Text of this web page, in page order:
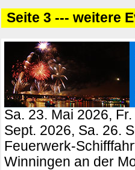
Seite 3 --- weitere
Sa. 23. Mai 2026,
Sept. 2026, Sa. 26.
Feuerwerk-
Winningen an der